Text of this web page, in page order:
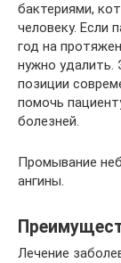
бактериями,
человеку. Если
год на
нужно удалить.
позиции
помочь
болезней.
Промывание
ангины.
Лечение